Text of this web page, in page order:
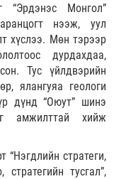
“Эрдэнэс Монгол”
нээж, уул
хүслээ. Мөн тэрээр
дурдахдаа,
Тус үйлдвэрийн
ялангуяа геологи
дүнд “Оюут” шинэ
амжилттай хийж
“Нэгдлийн стратеги,
тусгал”,